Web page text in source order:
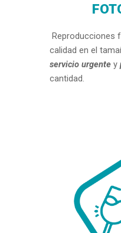
Reproducciones
calidad en el
servicio urgente y
cantidad.